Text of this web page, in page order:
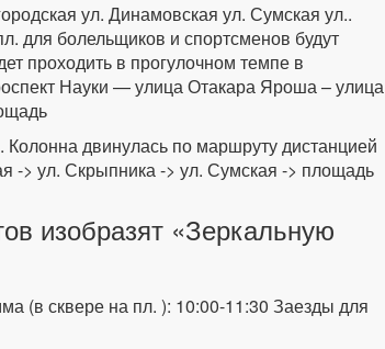
ул. Динамовская ул. Сумская ул..
для болельщиков и спортсменов будут
проходить в прогулочном темпе в
Науки — улица Отакара Яроша – улица
двинулась по маршруту дистанцией
-> ул. Скрыпника -> ул. Сумская -> площадь
изобразят «Зеркальную
(в сквере на пл. ): 10:00-11:30 Заезды для